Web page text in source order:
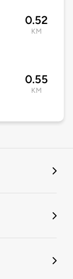
0.52
KM
0.55
KM